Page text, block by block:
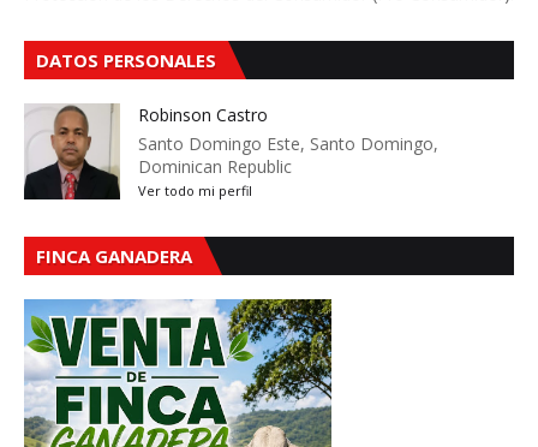
DATOS PERSONALES
Robinson Castro
Santo Domingo Este, Santo Domingo,
Dominican Republic
Ver todo mi perfil
FINCA GANADERA